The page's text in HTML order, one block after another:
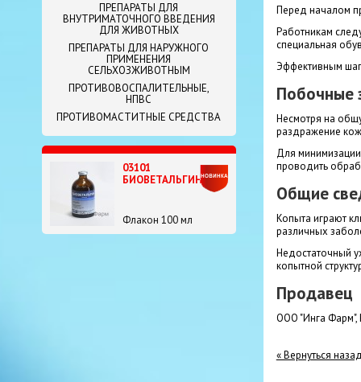
ПРЕПАРАТЫ ДЛЯ
ВНУТРИМАТОЧНОГО ВВЕДЕНИЯ
ДЛЯ ЖИВОТНЫХ
ПРЕПАРАТЫ ДЛЯ НАРУЖНОГО
ПРИМЕНЕНИЯ
СЕЛЬХОЗЖИВОТНЫМ
ПРОТИВОВОСПАЛИТЕЛЬНЫЕ,
НПВС
ПРОТИВОМАСТИТНЫЕ СРЕДСТВА
03101
БИОВЕТАЛЬГИН
Флакон 100 мл
Перед началом
Работникам
специальная
Эффективным
Побочные
Несмотря на
раздражение
Для
проводить
Общие
Копыта играют
различных
Недостаточный
копытной
Продавец
ООО "Инга Фарм",
« Вернуться